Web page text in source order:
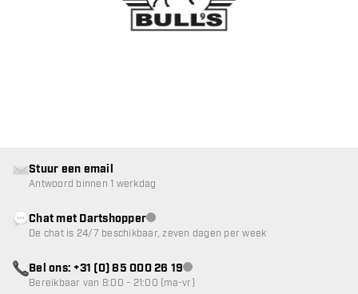
Stuur een email
Antwoord binnen 1 werkdag
Chat met Dartshopperklantenservice niet beschikbaar
De chat is 24/7 beschikbaar, zeven dagen per week
Bel ons: +31 (0) 85 000 26 19klantenservice niet beschikbaar
Bereikbaar van 8:00 - 21:00 (ma-vr)